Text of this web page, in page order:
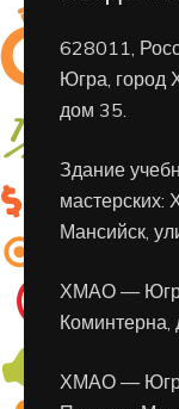
628011,
Югра, город
дом 35.
Здание
Мансийск,
ХМАО —
Коминтерна,
ХМАО —